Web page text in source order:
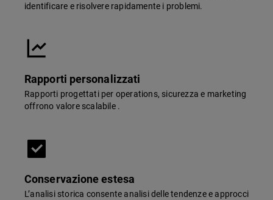
identificare e risolvere rapidamente i problemi.
Rapporti personalizzati
Rapporti progettati per operations, sicurezza e marketing
offrono valore scalabile .
Conservazione estesa
L’analisi storica consente analisi delle tendenze e approcci